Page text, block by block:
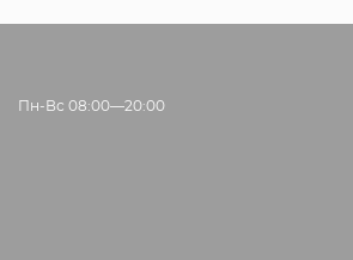
Пн-Вс 08:00—20:00